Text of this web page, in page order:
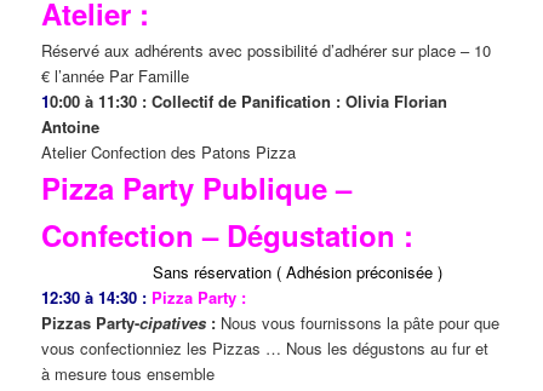
Atelier :
Réservé aux adhérents avec possibilité d’adhérer sur place – 10
€ l’année Par Famille
10:00 à 11:30 : Collectif de Panification : Olivia Florian
Antoine
Atelier Confection des Patons Pizza
Pizza Party Publique –
Confection – Dégustation :
Sans réservation ( Adhésion préconisée )
12:30 à 14:30 : Pizza Party :
Pizzas Party-cipatives : Nous vous fournissons la pâte pour que
vous confectionniez les Pizzas … Nous les dégustons au fur et
à mesure tous ensemble